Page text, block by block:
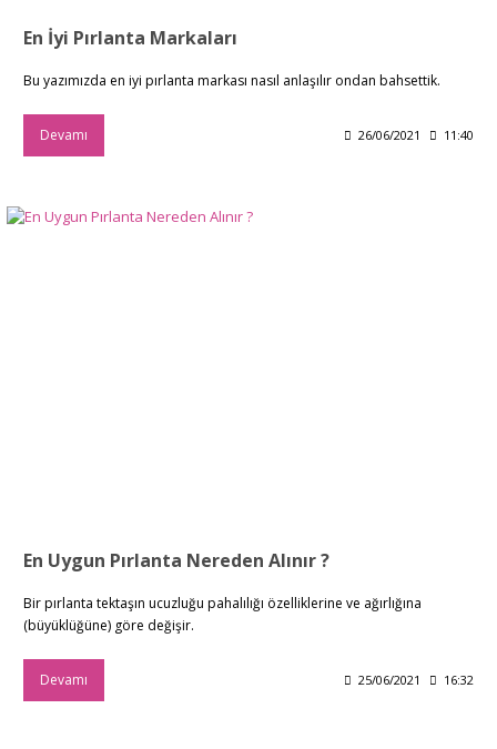
En İyi Pırlanta Markaları
Bu yazımızda en iyi pırlanta markası nasıl anlaşılır ondan bahsettik.
Devamı 26/06/2021 11:40
En Uygun Pırlanta Nereden Alınır ?
Bir pırlanta tektaşın ucuzluğu pahalılığı özelliklerine ve ağırlığına
(büyüklüğüne) göre değişir.
Devamı 25/06/2021 16:32